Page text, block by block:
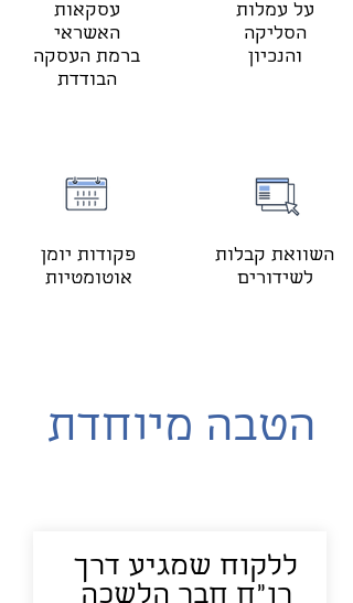
עסקאות
האשראי
ברמת העסקה
הבודדת
על עמלות
הסליקה
והנכיון
פקודות יומן
אוטומטיות
השוואת קבלות
לשידורים
הטבה מיוחדת
ללקוח שמגיע דרך